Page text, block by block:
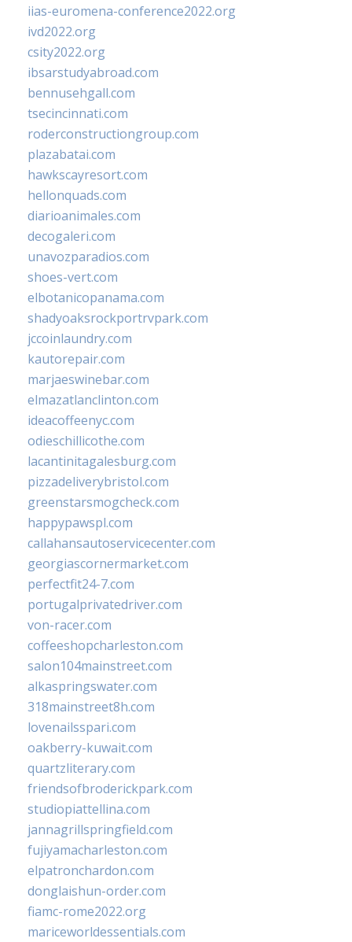
iias-euromena-conference2022.org
ivd2022.org
csity2022.org
ibsarstudyabroad.com
bennusehgall.com
tsecincinnati.com
roderconstructiongroup.com
plazabatai.com
hawkscayresort.com
hellonquads.com
diarioanimales.com
decogaleri.com
unavozparadios.com
shoes-vert.com
elbotanicopanama.com
shadyoaksrockportrvpark.com
jccoinlaundry.com
kautorepair.com
marjaeswinebar.com
elmazatlanclinton.com
ideacoffeenyc.com
odieschillicothe.com
lacantinitagalesburg.com
pizzadeliverybristol.com
greenstarsmogcheck.com
happypawspl.com
callahansautoservicecenter.com
georgiascornermarket.com
perfectfit24-7.com
portugalprivatedriver.com
von-racer.com
coffeeshopcharleston.com
salon104mainstreet.com
alkaspringswater.com
318mainstreet8h.com
lovenailsspari.com
oakberry-kuwait.com
quartzliterary.com
friendsofbroderickpark.com
studiopiattellina.com
jannagrillspringfield.com
fujiyamacharleston.com
elpatronchardon.com
donglaishun-order.com
fiamc-rome2022.org
mariceworldessentials.com